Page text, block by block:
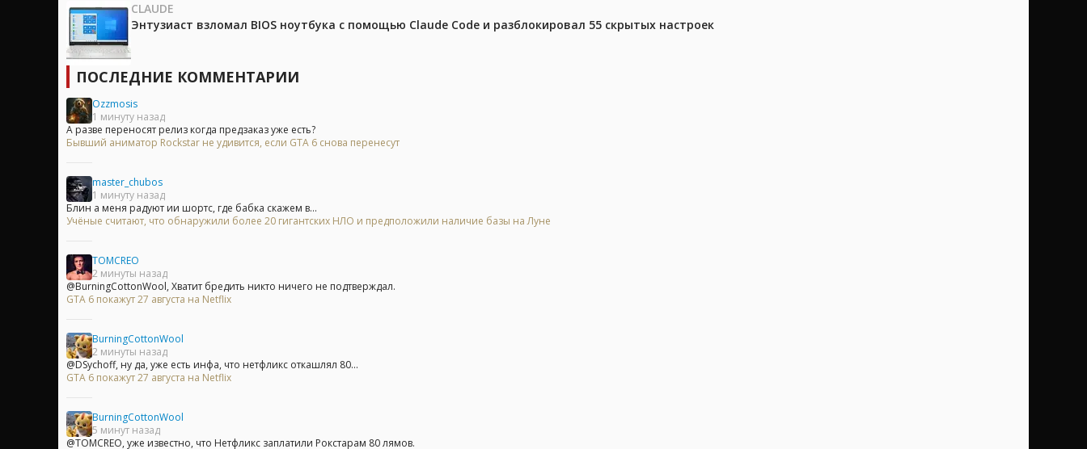
CLAUDE
Энтузиаст взломал BIOS ноутбука с помощью Claude Code и разблокировал 55 скрытых настроек
ПОСЛЕДНИЕ КОММЕНТАРИИ
Ozzmosis
1 минуту назад
А разве переносят релиз когда предзаказ уже есть?
Бывший аниматор Rockstar не удивится, если GTA 6 снова перенесут
master_chubos
1 минуту назад
Блин а меня радуют ии шортс, где бабка скажем в...
Учёные считают, что обнаружили более 20 гигантских НЛО и предположили наличие базы на Луне
TOMCREO
2 минуты назад
@BurningCottonWool, Хватит бредить никто ничего не подтверждал.
GTA 6 покажут 27 августа на Netflix
BurningCottonWool
2 минуты назад
@DSychoff, ну да, уже есть инфа, что нетфликс откашлял 80...
GTA 6 покажут 27 августа на Netflix
BurningCottonWool
5 минут назад
@TOMCREO, уже известно, что Нетфликс заплатили Рокстарам 80 лямов.